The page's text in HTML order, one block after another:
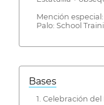
Mención
Palo: School
Bases
1. Celebración del